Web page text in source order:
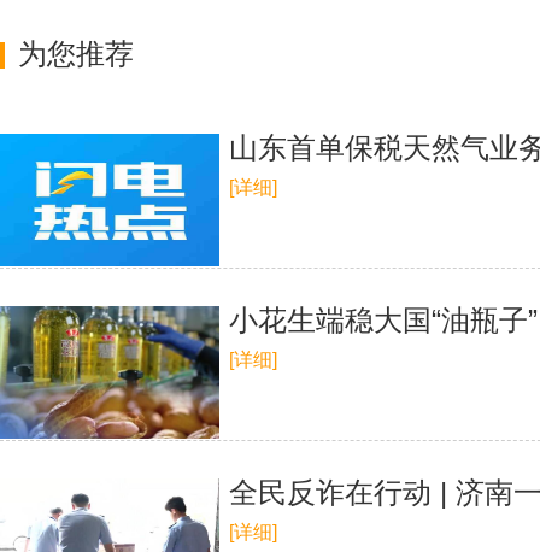
为您推荐
山东首单保税天然气业
[详细]
小花生端稳大国“油瓶
[详细]
全民反诈在行动 | 济南
[详细]